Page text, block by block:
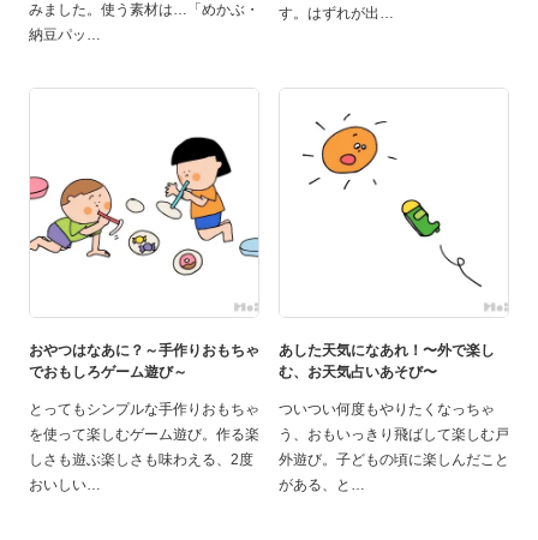
みました。使う素材は…「めかぶ・
納豆パッ
す。はずれが出
おやつはなあに？～手作りおもちゃ
でおもしろゲーム遊び～
とってもシンプルな手作りおもちゃ
を使って楽しむゲーム遊び。作る楽
しさも遊ぶ楽しさも味わえる、2度
おいしい
あした天気になあれ！〜外で楽し
む、お天気占いあそび〜
ついつい何度もやりたくなっちゃ
う、おもいっきり飛ばして楽しむ戸
外遊び。子どもの頃に楽しんだこと
がある、と